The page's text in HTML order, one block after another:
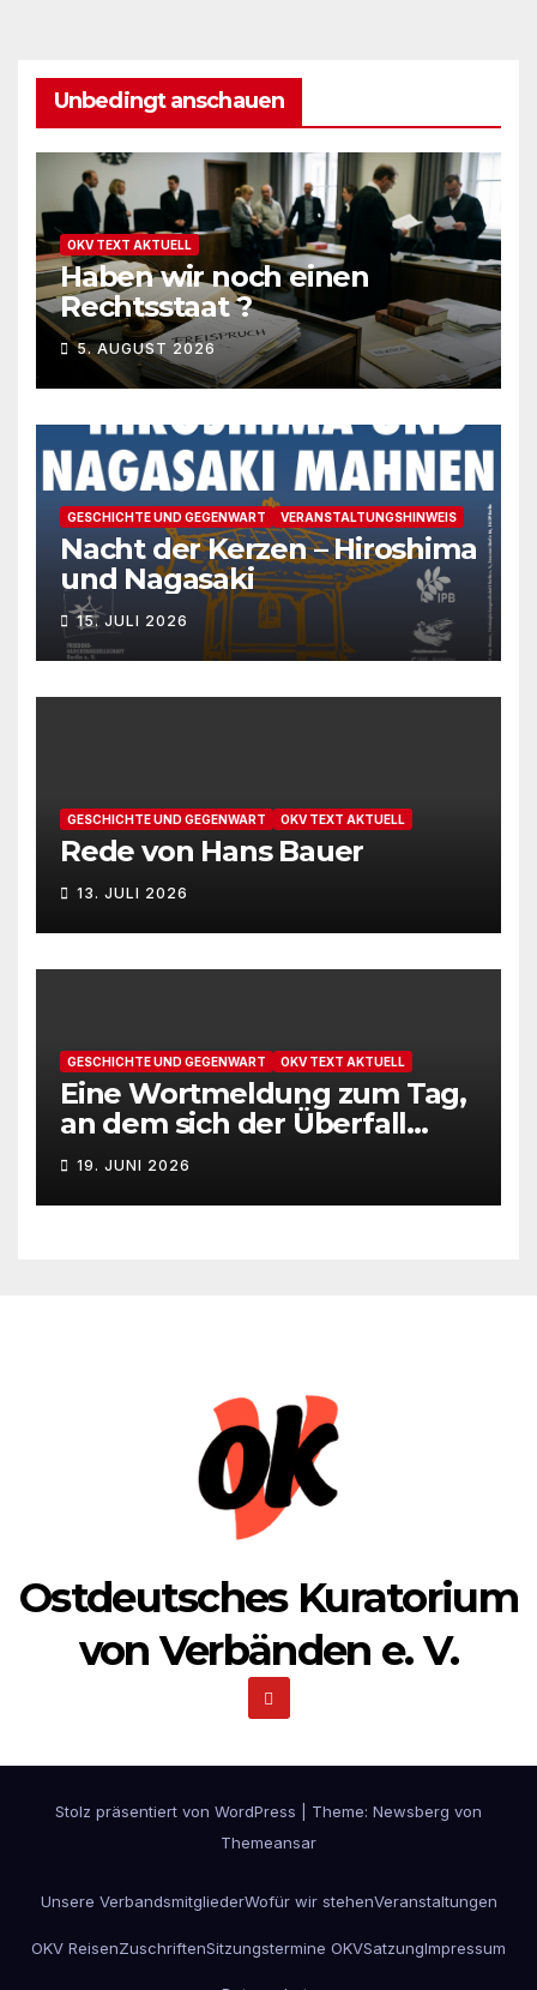
Unbedingt anschauen
OKV TEXT AKTUELL
Haben wir noch einen
Rechtsstaat ?
5. AUGUST 2026
GESCHICHTE UND GEGENWART VERANSTALTUNGSHINWEIS
Nacht der Kerzen – Hiroshima
und Nagasaki
15. JULI 2026
GESCHICHTE UND GEGENWART OKV TEXT AKTUELL
Rede von Hans Bauer
13. JULI 2026
GESCHICHTE UND GEGENWART OKV TEXT AKTUELL
Eine Wortmeldung zum Tag,
an dem sich der Überfall
Deutschlands auf die UdSSR
1941 zum 85. Male jährt
19. JUNI 2026
Ostdeutsches Kuratorium
von Verbänden e. V.
Stolz präsentiert von WordPress Theme: Newsberg von
Themeansar
Unsere VerbandsmitgliederWofür wir stehenVeranstaltungen
OKV ReisenZuschriftenSitzungstermine OKVSatzungImpressum